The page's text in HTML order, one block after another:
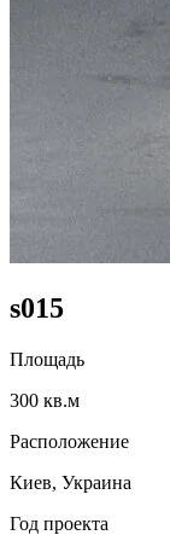
s015
Площадь
300 кв.м
Расположение
Киев, Украина
Год проекта